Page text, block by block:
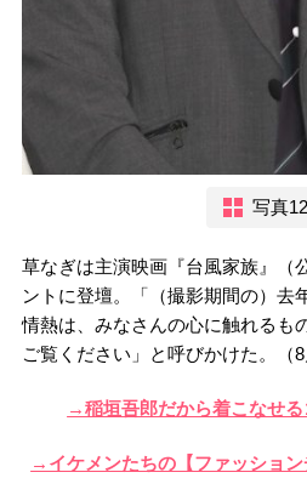
写真
草なぎは主演映画『台風家族』（
ントに登壇。「（撮影期間の）去
情熱は、みなさんの心に触れるも
ご覧ください」と呼びかけた。（8
→稲垣吾郎だから着こなせ
→イケメンたちの【ファッショ